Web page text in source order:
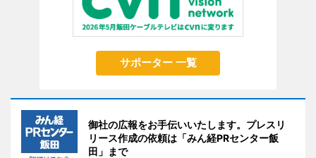
サポーター 一覧
御社の広報をお手伝いいたします。プレスリ
リース作成の依頼は「みん経PRセンター飯
田」まで